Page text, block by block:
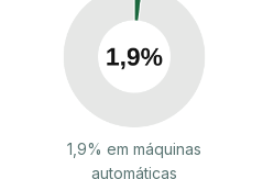
1,9% em máquinas
automáticas